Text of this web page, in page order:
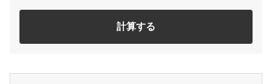
計算する